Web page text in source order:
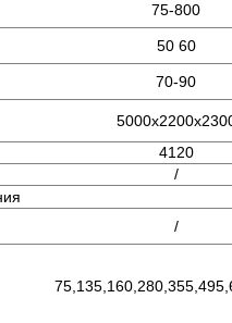
75-800
50 60
70-90
4120
/
/